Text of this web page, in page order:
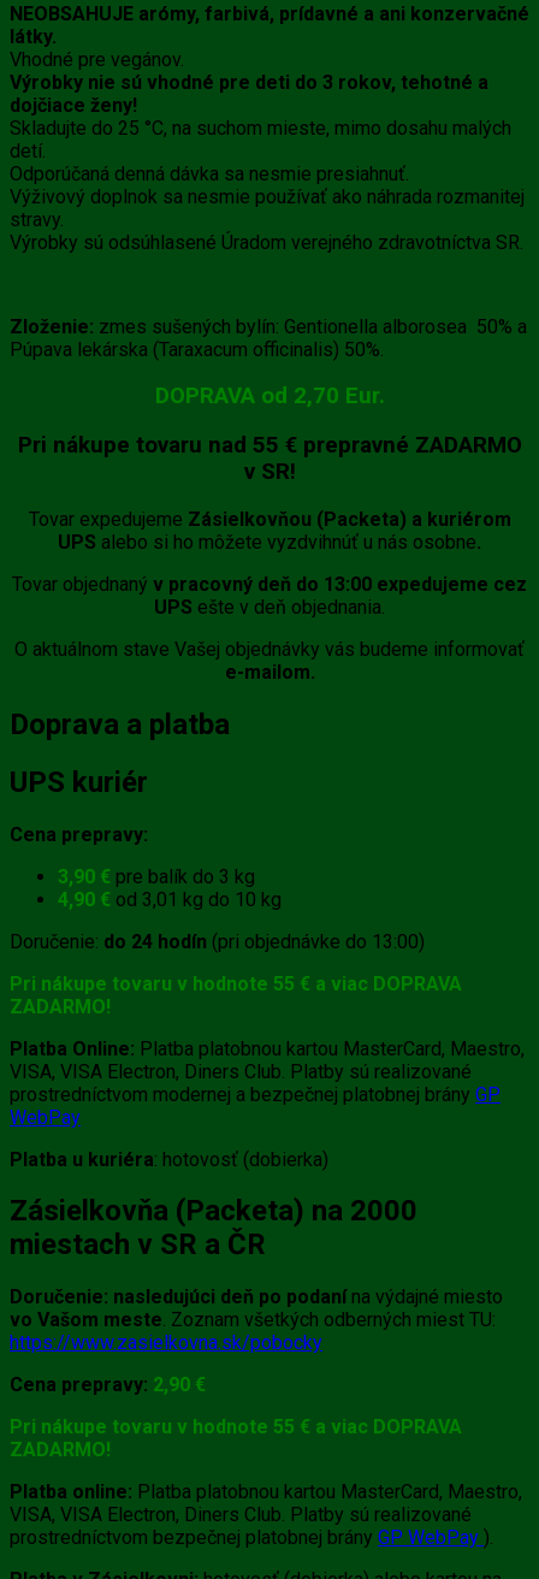
NEOBSAHUJE arómy, farbivá, prídavné a ani konzervačné
látky.
Vhodné pre vegánov.
Výrobky nie sú vhodné pre deti do 3 rokov, tehotné a
dojčiace ženy!
Skladujte do 25 °C, na suchom mieste, mimo dosahu malých
detí.
Odporúčaná denná dávka sa nesmie presiahnuť.
Výživový doplnok sa nesmie používať ako náhrada rozmanitej
stravy.
Výrobky sú odsúhlasené Úradom verejného zdravotníctva SR.
Zloženie: zmes sušených bylín: Gentionella alborosea 50% a
Púpava lekárska (Taraxacum officinalis) 50%.
DOPRAVA od 2,70 Eur.
Pri nákupe tovaru nad 55 € prepravné ZADARMO
v SR!
Tovar expedujeme Zásielkovňou (Packeta) a kuriérom
UPS alebo si ho môžete vyzdvihnúť u nás osobne.
Tovar objednaný v pracovný deň do 13:00 expedujeme cez
UPS ešte v deň objednania.
O aktuálnom stave Vašej objednávky vás budeme informovať
e-mailom.
Doprava a platba
UPS kuriér
Cena prepravy:
3,90 € pre balík do 3 kg
4,90 € od 3,01 kg do 10 kg
Doručenie: do 24 hodín (pri objednávke do 13:00)
Pri nákupe tovaru v hodnote 55 € a viac DOPRAVA
ZADARMO!
Platba Online: Platba platobnou kartou MasterCard, Maestro,
VISA, VISA Electron, Diners Club. Platby sú realizované
prostredníctvom modernej a bezpečnej platobnej brány GP
WebPay
Platba u kuriéra: hotovosť (dobierka)
Zásielkovňa (Packeta) na 2000
miestach v SR a ČR
Doručenie: nasledujúci deň po podanína výdajné miesto
vo Vašom meste. Zoznam všetkých odberných miest TU:
https://www.zasielkovna.sk/pobocky
Cena prepravy: 2,90 €
Pri nákupe tovaru v hodnote 55 € a viac DOPRAVA
ZADARMO!
Platba online: Platba platobnou kartou MasterCard, Maestro,
VISA, VISA Electron, Diners Club. Platby sú realizované
prostredníctvom bezpečnej platobnej brány GP WebPay ).